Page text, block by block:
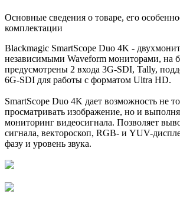
Основные сведения о товаре, его
комплектации
Blackmagic SmartScope Duo 4K -
независимыми Waveform мониторами, на
предусмотрены 2 входа 3G-SDI, Tally,
6G-SDI для работы с форматом Ultra HD.
SmartScope Duo 4K дает возможность не
просматривать изображение, но и
мониторинг видеосигнала. Позволяет
сигнала, вектороскоп, RGB- и YUV-
фазу и уровень звука.